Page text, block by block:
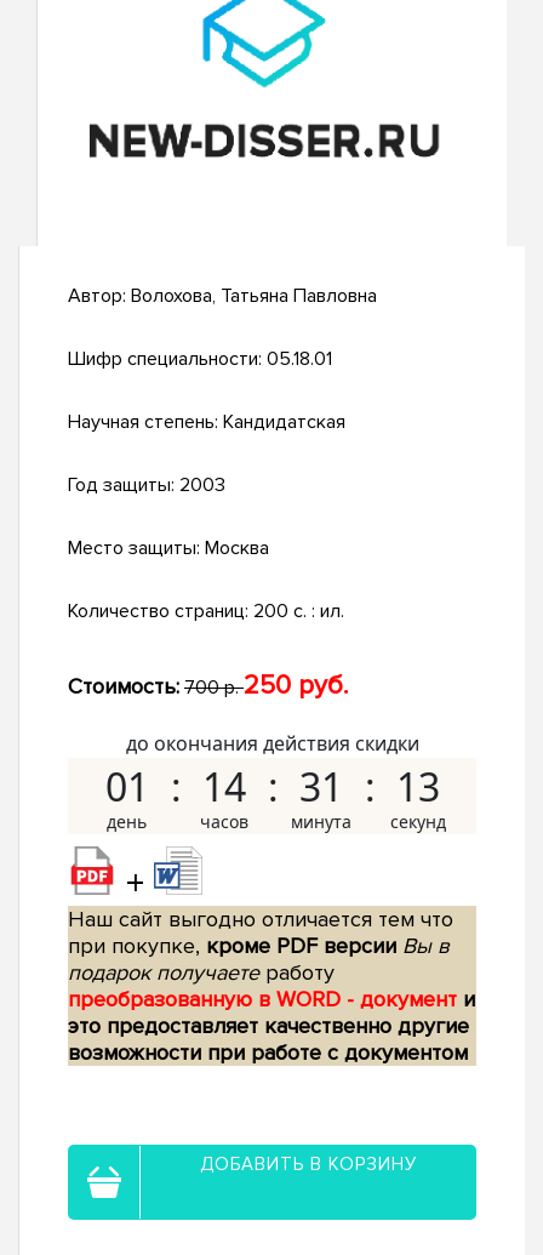
Автор: Волохова, Татьяна Павловна
Шифр специальности: 05.18.01
Научная степень: Кандидатская
Год защиты: 2003
Место защиты: Москва
Количество страниц: 200 с. : ил.
Стоимость: 700 р.250 руб.
до окончания действия скидки
01 14 31 12
+
Наш сайт выгодно отличается тем что
при покупке, кроме PDF версии Вы в
подарок получаетеработу
преобразованную в WORD - документ и
это предоставляет качественно другие
возможности при работе с документом
ДОБАВИТЬ В КОРЗИНУ